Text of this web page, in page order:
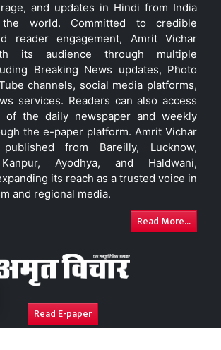
and updates in Hindi from India
world. Committed to credible
reader engagement, Amrit Vichar
its audience through multiple
Breaking News updates, Photo
channels, social media platforms,
services. Readers can also access
of the daily newspaper and weekly
the e-paper platform. Amrit Vichar
from Bareilly, Lucknow,
Ayodhya, and Haldwani,
its reach as a trusted voice in
and regional media.
Read More...
Read E-paper